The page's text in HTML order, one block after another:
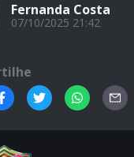
Fernanda Costa
07/10/2025 21:42